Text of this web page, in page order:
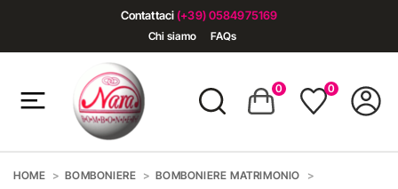
Contattaci (+39) 0584975169
Chi siamo FAQs
0 0
HOME BOMBONIERE
BOMBONIERE MATRIMONIO